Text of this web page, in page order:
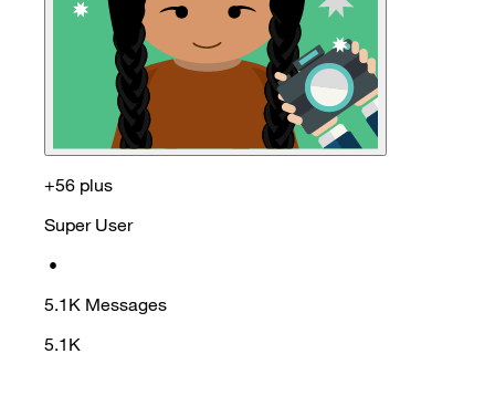
+56 plus
Super User
•
5.1K Messages
5.1K